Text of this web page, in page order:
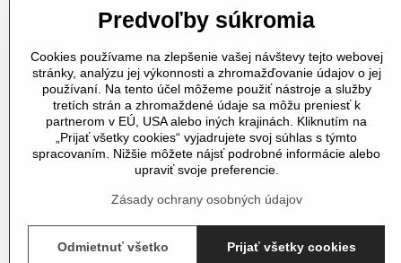
Zákazníkom ponúkame priateľské ceny, ktoré si viete
ešte skrášliť navyše registráciou
K nám sa vždy dovoláte
V čase od 8,00 do 20,00 počas pracovných dní a od
10,00 do 20,00 počas vikendov a sviatkov sme Vám plne
k dispozícii. Pokiaľ sme zaneprázdnení a nevieme prijať
hovor, určite Vám zavoláme späť
Telefonické objednávky
U nás si môžete tovar objednať aj telefonicky
Predvoľby súkromia
Cookies používame na zlepšenie vašej návštevy tejto webovej
stránky, analýzu jej výkonnosti a zhromažďovanie údajov o jej
používaní. Na tento účel môžeme použiť nástroje a služby
tretích strán a zhromaždené údaje sa môžu preniesť k
partnerom v EÚ, USA alebo iných krajinách. Kliknutím na
„Prijať všetky cookies“ vyjadrujete svoj súhlas s týmto
spracovaním. Nižšie môžete nájsť podrobné informácie alebo
upraviť svoje preferencie.
Zásady ochrany osobných údajov
Prijať všetky cookies
Odmietnuť všetko